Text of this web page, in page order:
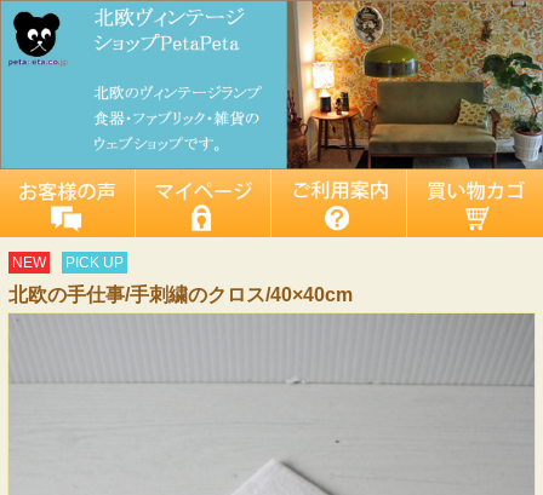
NEW PICK UP
北欧の手仕事/手刺繍のクロス/40×40cm